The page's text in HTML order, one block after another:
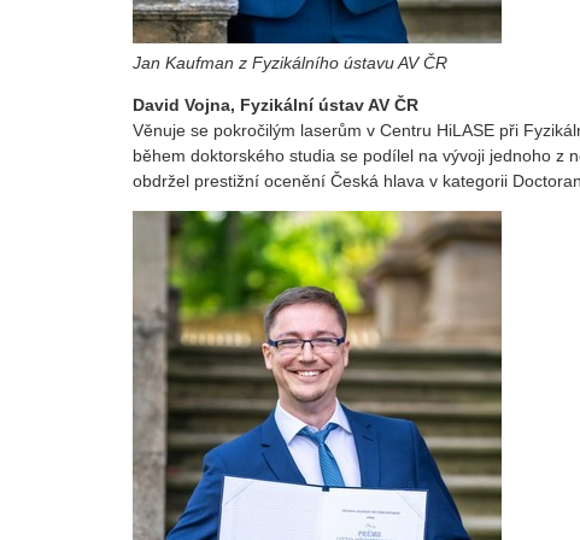
Jan Kaufman z Fyzikálního ústavu AV ČR
David Vojna, Fyzikální ústav AV ČR
Věnuje se pokročilým laserům v Centru HiLASE při
během doktorského studia se podílel na vývoji jednoho z
obdržel prestižní ocenění Česká hlava v kategorii